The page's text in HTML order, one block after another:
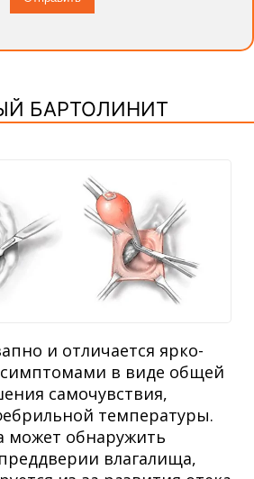
БАРТОЛИНИТ
и отличается ярко-
в виде общей
самочувствия,
температуры.
обнаружить
влагалища,